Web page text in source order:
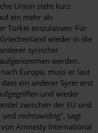
Union steht kurz
ein mehr als
Türkei einzulassen: Für
wieder in die
syrischer
werden.
Europa, muss er laut
ein anderer Syrer erst
und wieder
zwischen der EU und
rechtswidrig", sagt
von Amnesty International